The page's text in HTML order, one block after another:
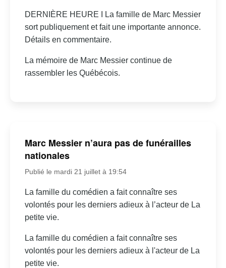
DERNIÈRE HEURE I La famille de Marc Messier
sort publiquement et fait une importante annonce.
Détails en commentaire.
La mémoire de Marc Messier continue de
rassembler les Québécois.
Marc Messier n’aura pas de funérailles
nationales
Publié le mardi 21 juillet à 19:54
La famille du comédien a fait connaître ses
volontés pour les derniers adieux à l’acteur de La
petite vie.
La famille du comédien a fait connaître ses
volontés pour les derniers adieux à l'acteur de La
petite vie.